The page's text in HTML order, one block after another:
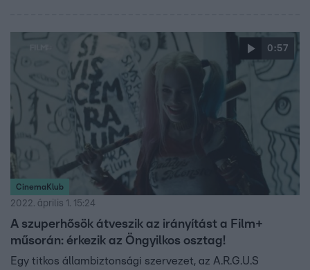
0:57
CinemaKlub
2022. április 1. 15:24
A szuperhősök átveszik az irányítást a Film+
műsorán: érkezik az Öngyilkos osztag!
Egy titkos állambiztonsági szervezet, az A.R.G.U.S